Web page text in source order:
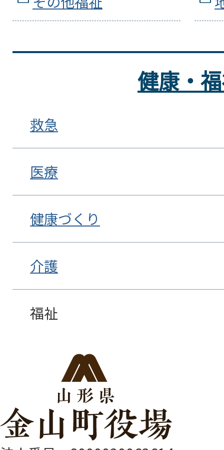
健康・
救急
医療
健康づくり
介護
福祉